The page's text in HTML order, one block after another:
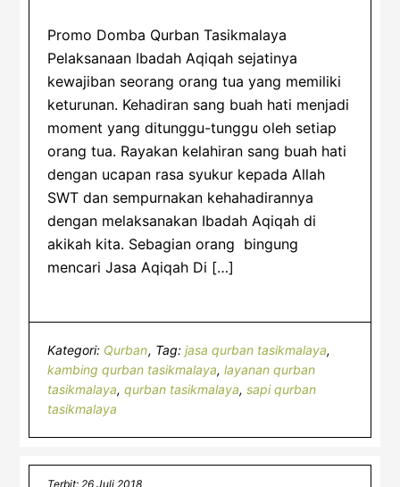
Promo Domba Qurban Tasikmalaya
Pelaksanaan Ibadah Aqiqah sejatinya
kewajiban seorang orang tua yang memiliki
keturunan. Kehadiran sang buah hati menjadi
moment yang ditunggu-tunggu oleh setiap
orang tua. Rayakan kelahiran sang buah hati
dengan ucapan rasa syukur kepada Allah
SWT dan sempurnakan kehahadirannya
dengan melaksanakan Ibadah Aqiqah di
akikah kita. Sebagian orang bingung
mencari Jasa Aqiqah Di […]
Kategori: Qurban Tag:jasa qurban tasikmalaya,
kambing qurban tasikmalaya,layanan qurban
tasikmalaya,qurban tasikmalaya,sapi qurban
tasikmalaya
Terbit: 26 Juli 2018